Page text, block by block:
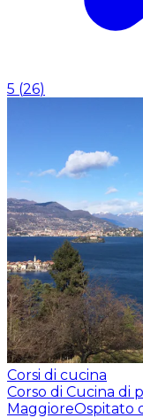
5 (26)
Corsi di cucina
Corso di Cucina di
MaggioreOspitato